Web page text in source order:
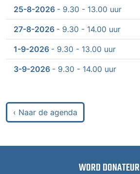
25-8-2026 - 9.30 - 13.00 uur
27-8-2026 - 9.30 - 14.00 uur
1-9-2026 - 9.30 - 13.00 uur
3-9-2026 - 9.30 - 14.00 uur
‹ Naar de agenda
WORD DONATEUR